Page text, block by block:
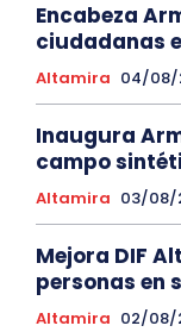
Encabeza
ciudadanas
Altamira 04/08/
Inaugura
campo
Altamira 03/08/
Mejora DIF
personas en
Altamira 02/08/